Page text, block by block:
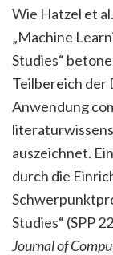
Wie Hatzel et
„Machine
Studies“
Teilbereich der
Anwendung
auszeichnet.
durch die
Studies“ (SPP
Journal of